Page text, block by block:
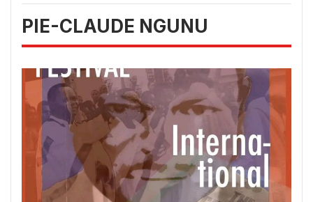
PIE-CLAUDE NGUNU